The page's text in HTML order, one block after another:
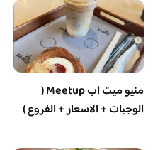
منيو ميت اب Meetup (
الوجبات + الاسعار + الفروع )